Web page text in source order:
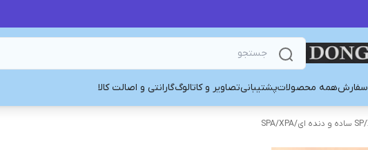
سفارشهمه محصولاتپشتیبانیتصاویر و کاتالوگگارانتی و اصالت کالا
/
SPA/XPA